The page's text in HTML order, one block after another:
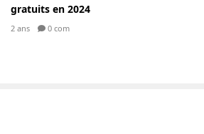
gratuits en 2024
2 ans 0 com